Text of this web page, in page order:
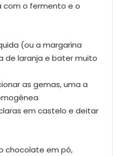
com o fermento e o
(ou a margarina
de laranja e bater muito
as gemas, uma a
em castelo e deitar
chocolate em pó,